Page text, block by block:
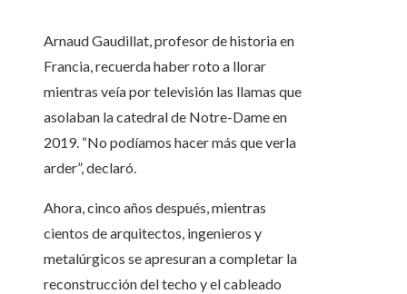
Arnaud Gaudillat, profesor de historia en
Francia, recuerda haber roto a llorar
mientras veía por televisión las llamas que
asolaban la catedral de Notre-Dame en
2019. “No podíamos hacer más que verla
arder”, declaró.
Ahora, cinco años después, mientras
cientos de arquitectos, ingenieros y
metalúrgicos se apresuran a completar la
reconstrucción del techo y el cableado